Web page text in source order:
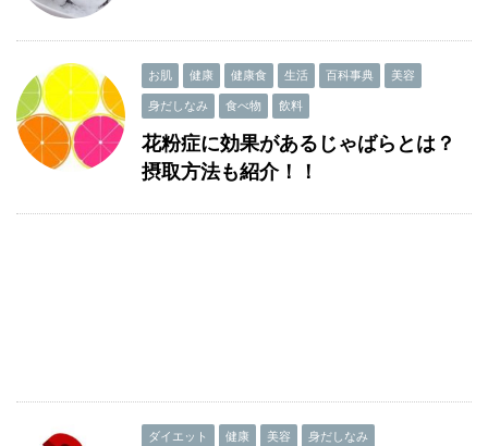
お肌 健康 健康食 生活 百科事典 美容
身だしなみ 食べ物 飲料
花粉症に効果があるじゃばらとは？
摂取方法も紹介！！
ダイエット 健康 美容 身だしなみ